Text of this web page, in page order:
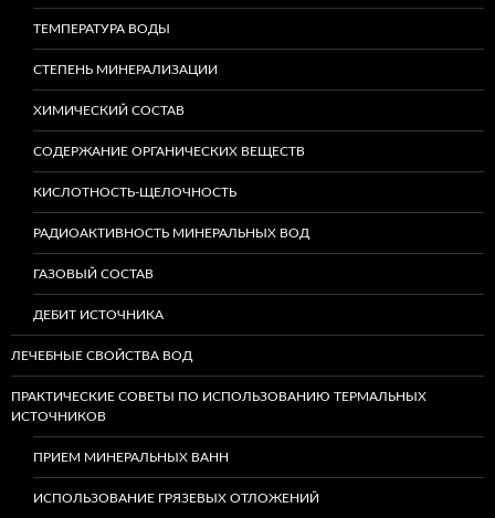
ТЕМПЕРАТУРА ВОДЫ
СТЕПЕНЬ МИНЕРАЛИЗАЦИИ
ХИМИЧЕСКИЙ СОСТАВ
СОДЕРЖАНИЕ ОРГАНИЧЕСКИХ ВЕЩЕСТВ
КИСЛОТНОСТЬ-ЩЕЛОЧНОСТЬ
РАДИОАКТИВНОСТЬ МИНЕРАЛЬНЫХ ВОД
ГАЗОВЫЙ СОСТАВ
ДЕБИТ ИСТОЧНИКА
ЛЕЧЕБНЫЕ СВОЙСТВА ВОД
ПРАКТИЧЕСКИЕ СОВЕТЫ ПО ИСПОЛЬЗОВАНИЮ ТЕРМАЛЬНЫХ
ИСТОЧНИКОВ
ПРИЕМ МИНЕРАЛЬНЫХ ВАНН
ИСПОЛЬЗОВАНИЕ ГРЯЗЕВЫХ ОТЛОЖЕНИЙ